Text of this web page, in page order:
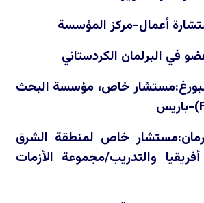
أعمال-مركز المؤسسة
في البرلمان الكردستاني
خاص، مؤسسة البحث
)-باريس
خاص لمنطقة الشرق
والتدريب/مجموعة الأزمات